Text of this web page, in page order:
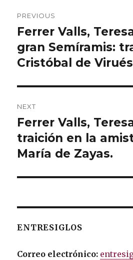
navigation
PREVIOUS
Previous
post:
Ferrer Valls,
gran Semíramis:
Cristóbal de
NEXT
Next
post:
Ferrer Valls,
traición en la
María de Zayas.
ENTRESIGLOS
Correo electrónico: